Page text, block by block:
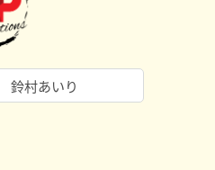
鈴村あいり